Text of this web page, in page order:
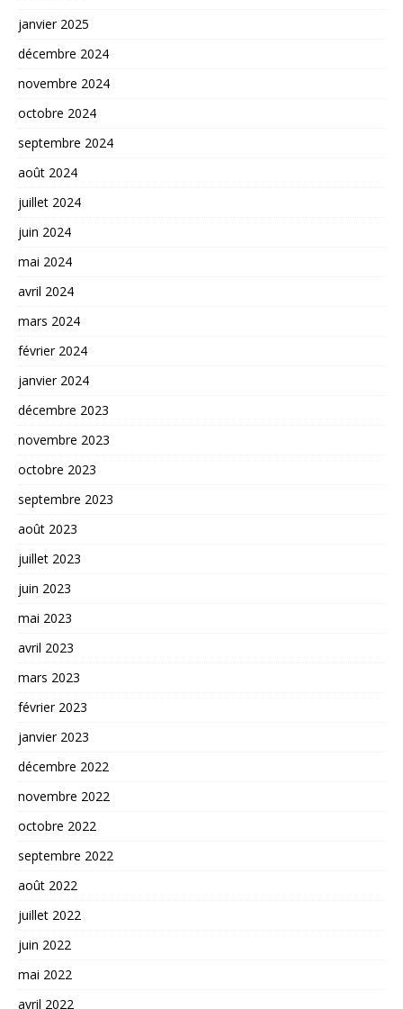
janvier 2025
décembre 2024
novembre 2024
octobre 2024
septembre 2024
août 2024
juillet 2024
juin 2024
mai 2024
avril 2024
mars 2024
février 2024
janvier 2024
décembre 2023
novembre 2023
octobre 2023
septembre 2023
août 2023
juillet 2023
juin 2023
mai 2023
avril 2023
mars 2023
février 2023
janvier 2023
décembre 2022
novembre 2022
octobre 2022
septembre 2022
août 2022
juillet 2022
juin 2022
mai 2022
avril 2022